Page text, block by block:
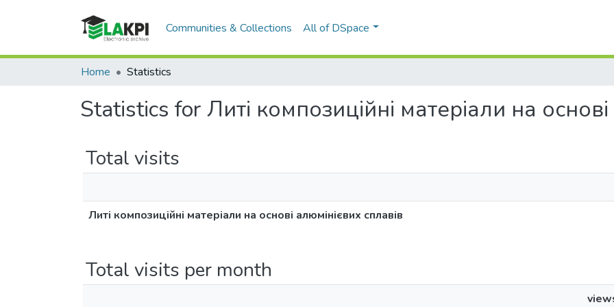
Communities & Collections All of DSpace
Home Statistics
Statistics for Литі композиційні матеріали на
Total visits
Литі композиційні матеріали на основі алюмінієвих сплавів
Total visits per month